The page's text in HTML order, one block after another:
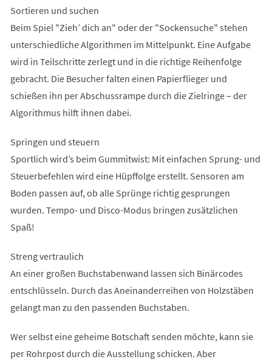
Sortieren und suchen
Beim Spiel "Zieh’ dich an" oder der "Sockensuche" stehen
unterschiedliche Algorithmen im Mittelpunkt. Eine Aufgabe
wird in Teilschritte zerlegt und in die richtige Reihenfolge
gebracht. Die Besucher falten einen Papierflieger und
schießen ihn per Abschussrampe durch die Zielringe – der
Algorithmus hilft ihnen dabei.
Springen und steuern
Sportlich wird’s beim Gummitwist: Mit einfachen Sprung- und
Steuerbefehlen wird eine Hüpffolge erstellt. Sensoren am
Boden passen auf, ob alle Sprünge richtig gesprungen
wurden. Tempo- und Disco-Modus bringen zusätzlichen
Spaß!
Streng vertraulich
An einer großen Buchstabenwand lassen sich Binärcodes
entschlüsseln. Durch das Aneinanderreihen von Holzstäben
gelangt man zu den passenden Buchstaben.
Wer selbst eine geheime Botschaft senden möchte, kann sie
per Rohrpost durch die Ausstellung schicken. Aber